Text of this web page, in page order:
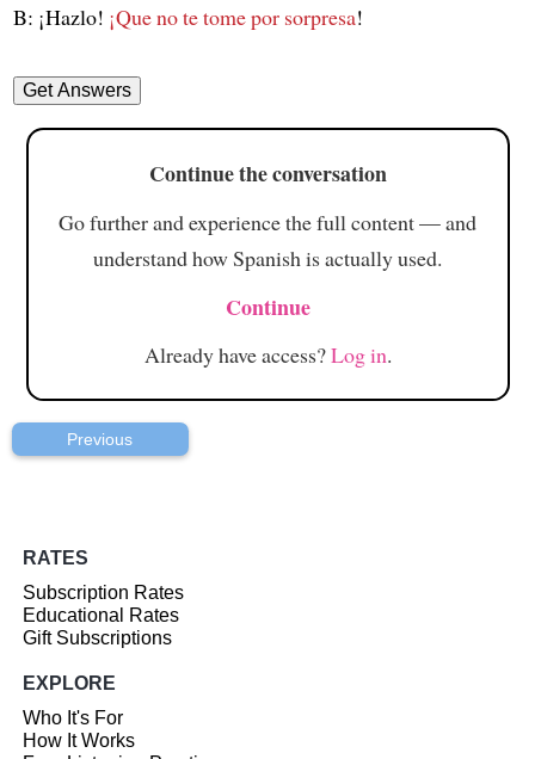
B: ¡Hazlo! ¡Que no te tome por sorpresa!
Continue the conversation
Go further and experience the full content — and
understand how Spanish is actually used.
Continue
Already have access?Log in.
Previous
RATES
Subscription Rates
Educational Rates
Gift Subscriptions
EXPLORE
Who It's For
How It Works